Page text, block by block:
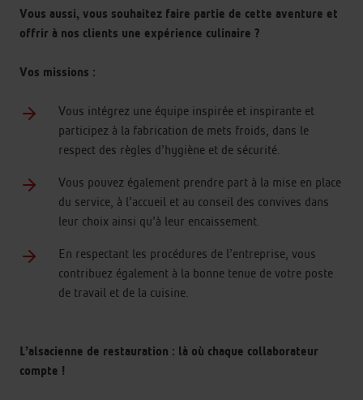
Vous aussi, vous souhaitez faire partie de cette aventure et
offrir à nos clients une expérience culinaire ?
Vos missions :
Vous intégrez une équipe inspirée et inspirante et
participez à la fabrication de mets froids, dans le
respect des règles d’hygiène et de sécurité.
Vous pouvez également prendre part à la mise en place
du service, à l’accueil et au conseil des convives dans
leur choix ainsi qu’à leur encaissement.
En respectant les procédures de l’entreprise, vous
contribuez également à la bonne tenue de votre poste
de travail et de la cuisine.
L’alsacienne de restauration : là où chaque collaborateur
compte !